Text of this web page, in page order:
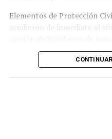
Elementos de Protección
acudieron de inmediato al
para sofocar el fuego,
tras varios minutos de